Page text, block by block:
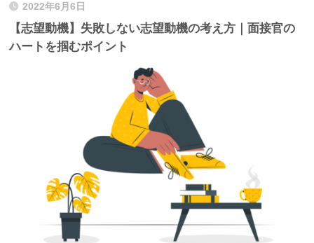
2022年6月6日
【志望動機】失敗しない志望動機の考え方｜面接官の
ハートを掴むポイント